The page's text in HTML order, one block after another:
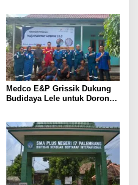
Medco E&P Grissik Dukung
Budidaya Lele untuk Dorong